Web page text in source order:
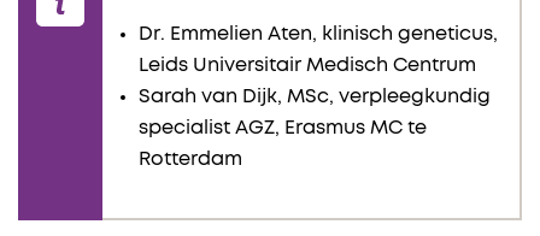
Dr. Emmelien Aten, klinisch geneticus,
Leids Universitair Medisch Centrum
Sarah van Dijk, MSc, verpleegkundig
specialist AGZ, Erasmus MC te
Rotterdam